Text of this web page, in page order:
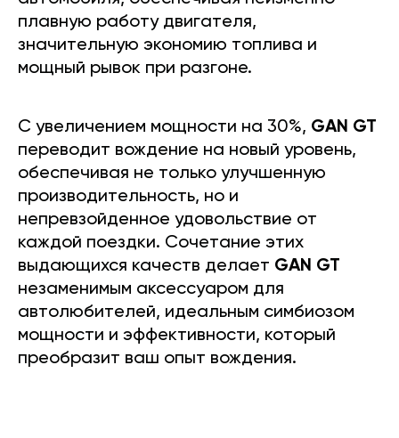
плавную работу двигателя,
значительную экономию топлива и
мощный рывок при разгоне.
С увеличением мощности на 30%, GAN GT
переводит вождение на новый уровень,
обеспечивая не только улучшенную
производительность, но и
непревзойденное удовольствие от
каждой поездки. Сочетание этих
выдающихся качеств делает GAN GT
незаменимым аксессуаром для
автолюбителей, идеальным симбиозом
мощности и эффективности, который
преобразит ваш опыт вождения.